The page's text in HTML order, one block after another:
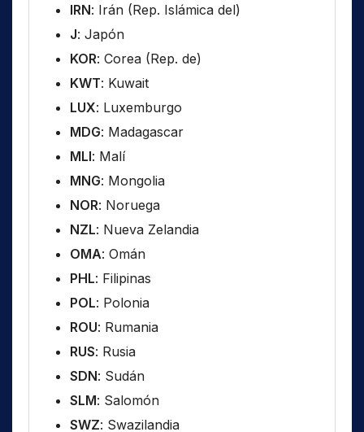
IRN: Irán (Rep. Islámica del)
J: Japón
KOR: Corea (Rep. de)
KWT: Kuwait
LUX: Luxemburgo
MDG: Madagascar
MLI: Malí
MNG: Mongolia
NOR: Noruega
NZL: Nueva Zelandia
OMA: Omán
PHL: Filipinas
POL: Polonia
ROU: Rumania
RUS: Rusia
SDN: Sudán
SLM: Salomón
SWZ: Swazilandia